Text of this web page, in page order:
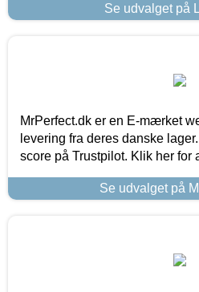
Se udvalget på
MrPerfect.dk er en E-mærket
levering fra deres danske
score på Trustpilot. Klik her for
Se udvalget på